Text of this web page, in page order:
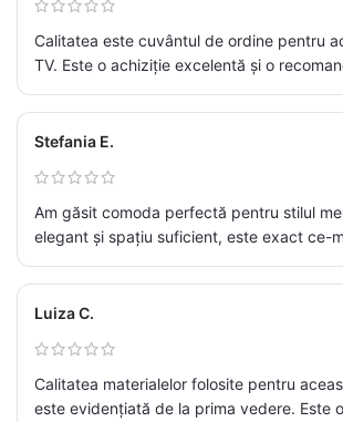
Calitatea este cuvântul de ordine pentru
TV. Este o achiziție excelentă și o
Stefania E.
Am găsit comoda perfectă pentru stilul
elegant și spațiu suficient, este exact ce-
Luiza C.
Calitatea materialelor folosite pentru
este evidențiată de la prima vedere. Este